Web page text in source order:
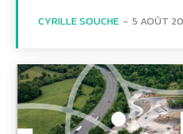
CYRILLE SOUCHE - 5 AOÛT